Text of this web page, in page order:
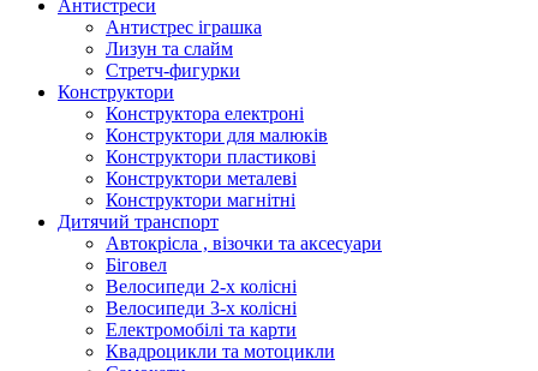
Антистреси
Антистрес іграшка
Лизун та слайм
Стретч-фигурки
Конструктори
Конструктора електроні
Конструктори для малюків
Конструктори пластикові
Конструктори металеві
Конструктори магнітні
Дитячий транспорт
Автокрісла , візочки та аксесуари
Біговел
Велосипеди 2-х колісні
Велосипеди 3-х колісні
Електромобілі та карти
Квадроцикли та мотоцикли